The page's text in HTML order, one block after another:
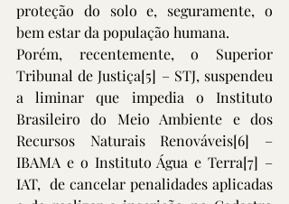
proteção do solo e, seguramente, o
bem estar da população humana.
Porém, recentemente, o Superior
Tribunal de Justiça[5] – STJ, suspendeu
a liminar que impedia o Instituto
Brasileiro do Meio Ambiente e dos
Recursos Naturais Renováveis[6] –
IBAMA e o Instituto Água e Terra[7] –
IAT,  de cancelar penalidades aplicadas